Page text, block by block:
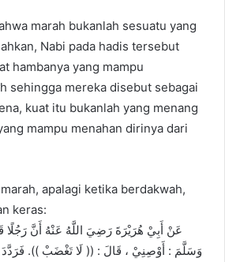
marah bukanlah sesuatu yang
Nabi pada hadis tersebut
hambanya yang mampu
sehingga mereka disebut sebagai
kuat itu bukanlah yang menang
mampu menahan dirinya dari
apalagi ketika berdakwah,
keras:
عَنْ أَبِيْ هُرَيْرَةَ رَضِيَ اللَّهُ عَنْهُ أَنَّ رَجُلًا
وَسَلَّمَ : أَوْصِنِيْ ، قَالَ : (( لَا تَغْضَبْ )). فَرَدَّدَ